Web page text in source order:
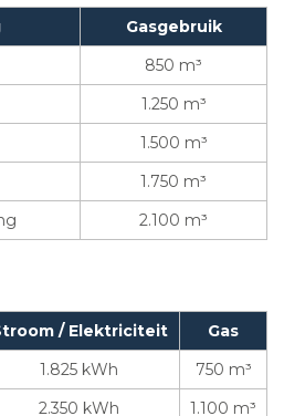
Gasgebruik
850 m³
1.250 m³
1.500 m³
1.750 m³
2.100 m³
/ Elektriciteit
Gas
1.825 kWh
750 m³
2.350 kWh
1.100 m³